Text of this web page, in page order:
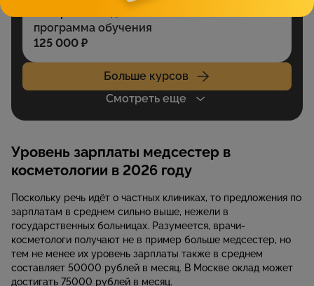
программа обучения
125 000 ₽
Больше курсов
Смотреть еще
Уровень зарплаты медсестер в
косметологии в 2026 году
Поскольку речь идёт о частных клиниках, то предложения по
зарплатам в среднем сильно выше, нежели в
государственных больницах. Разумеется, врачи-
косметологи получают не в пример больше медсестер, но
тем не менее их уровень зарплаты также в среднем
составляет 50000 рублей в месяц. В Москве оклад может
достигать 75000 рублей в месяц.